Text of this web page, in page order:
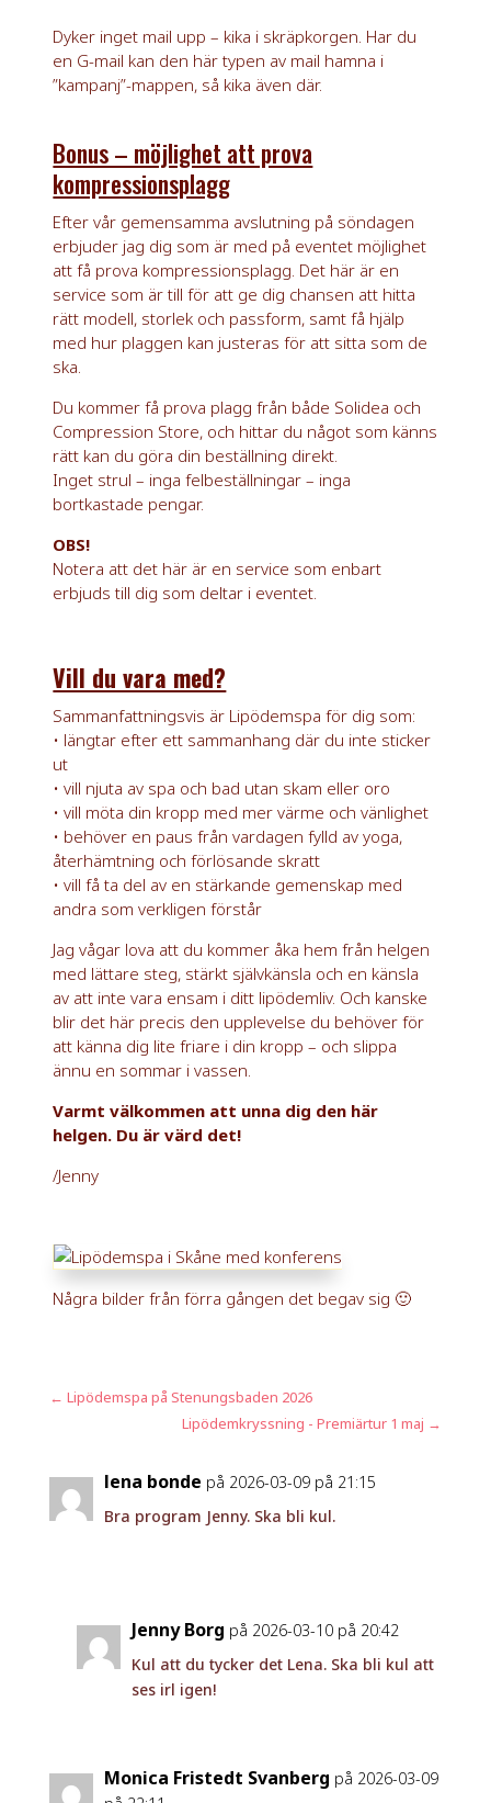
Dyker inget mail upp – kika i skräpkorgen. Har du
en G-mail kan den här typen av mail hamna i
”kampanj”-mappen, så kika även där.
Bonus – möjlighet att prova
kompressionsplagg
Efter vår gemensamma avslutning på söndagen
erbjuder jag dig som är med på eventet möjlighet
att få prova kompressionsplagg. Det här är en
service som är till för att ge dig chansen att hitta
rätt modell, storlek och passform, samt få hjälp
med hur plaggen kan justeras för att sitta som de
ska.
Du kommer få prova plagg från både Solidea och
Compression Store, och hittar du något som känns
rätt kan du göra din beställning direkt.
Inget strul – inga felbeställningar – inga
bortkastade pengar.
OBS!
Notera att det här är en service som enbart
erbjuds till dig som deltar i eventet.
Vill du vara med?
Sammanfattningsvis är Lipödemspa för dig som:
• längtar efter ett sammanhang där du inte sticker
ut
• vill njuta av spa och bad utan skam eller oro
• vill möta din kropp med mer värme och vänlighet
• behöver en paus från vardagen fylld av yoga,
återhämtning och förlösande skratt
• vill få ta del av en stärkande gemenskap med
andra som verkligen förstår
Jag vågar lova att du kommer åka hem från helgen
med lättare steg, stärkt självkänsla och en känsla
av att inte vara ensam i ditt lipödemliv. Och kanske
blir det här precis den upplevelse du behöver för
att känna dig lite friare i din kropp – och slippa
ännu en sommar i vassen.
Varmt välkommen att unna dig den här
helgen. Du är värd det!
/Jenny
Några bilder från förra gången det begav sig 🙂
← Lipödemspa på Stenungsbaden 2026
Lipödemkryssning - Premiärtur 1 maj →
lena bonde på 2026-03-09 på 21:15
Bra program Jenny. Ska bli kul.
Jenny Borg på 2026-03-10 på 20:42
Kul att du tycker det Lena. Ska bli kul att
ses irl igen!
Monica Fristedt Svanberg på 2026-03-09